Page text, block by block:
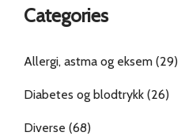
Categories
Allergi, astma og eksem (29)
Diabetes og blodtrykk (26)
Diverse (68)